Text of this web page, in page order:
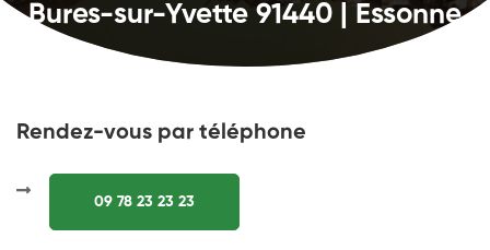
Bures-sur-Yvette 91440 | Essonne
Rendez-vous par téléphone
09 78 23 23 23